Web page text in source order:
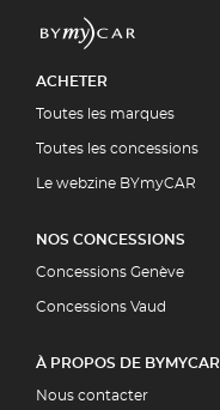
ACHETER
Toutes les marques
Toutes les concessions
Le webzine BYmyCAR
NOS CONCESSIONS
Concessions Genève
Concessions Vaud
À PROPOS DE BYMYCAR
Nous contacter